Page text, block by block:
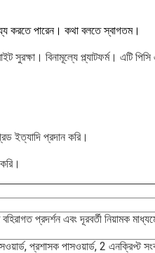
করতে পারেন। কথা বলতে স্বাগতম।
বিনামূল্যে প্ল্যাটফর্ম। এটি
ইত্যাদি প্রদান করি।
বহিরাগত প্রদর্শন এবং দূরবর্তী নিয়ামক
প্রশাসক পাসওয়ার্ড, 2 এনক্রিপ্ট